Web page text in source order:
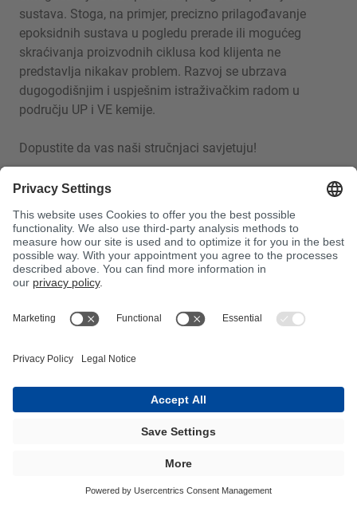
sustava. Stoga, na primjer, precizno prilagođavanje
epoksidnih sustava u pogledu prerade ili mogućeg
skraćivanja proizvodnih ciklusa kod klijenta ne
predstavlja nikakav problem. Razvoj se ubrzava
dugogodišnjim i uspješnim istraživačkim radom u
području UP i VE kemije.
Dopustite da vas naši stručnjaci savjetuju!
KONTAKTIRAJTE SADA
BÜFA®-rPET Smole
S MALOM KOLIČINOM STIRENA I BEZ